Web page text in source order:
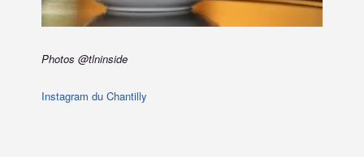
Photos @tlninside
Instagram du Chantilly